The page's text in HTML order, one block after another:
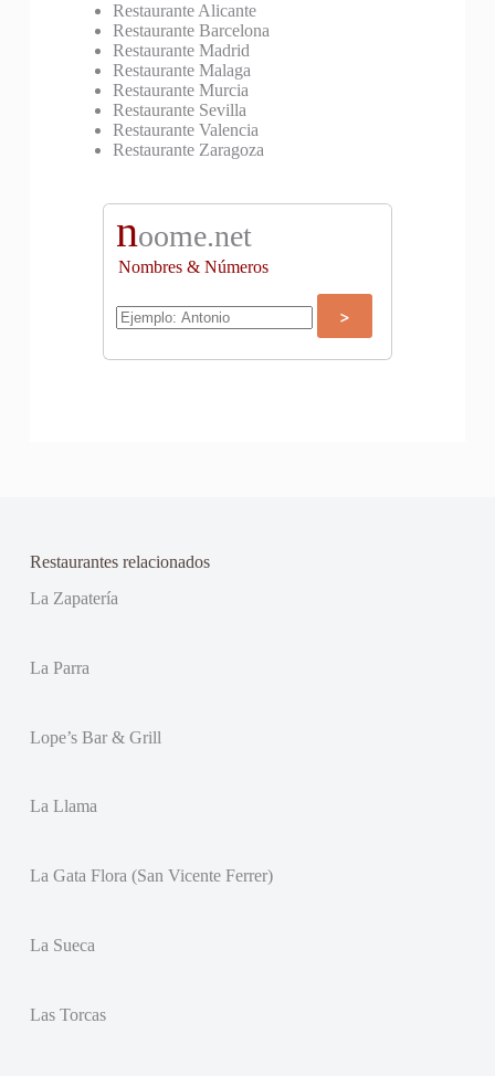
Restaurante Alicante
Restaurante Barcelona
Restaurante Madrid
Restaurante Malaga
Restaurante Murcia
Restaurante Sevilla
Restaurante Valencia
Restaurante Zaragoza
noome.net
Nombres & Números
Restaurantes relacionados
La Zapatería
La Parra
Lope’s Bar & Grill
La Llama
La Gata Flora (San Vicente Ferrer)
La Sueca
Las Torcas